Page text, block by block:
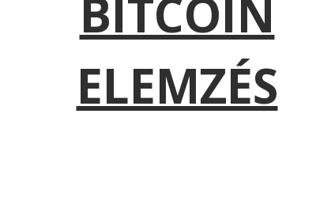
BITCOIN
ELEMZÉS